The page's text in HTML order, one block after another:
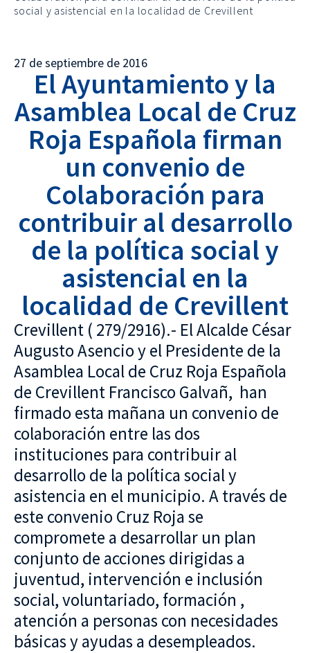
social y asistencial en la localidad de Crevillent
27 de septiembre de 2016
El Ayuntamiento y la
Asamblea Local de Cruz
Roja Española firman
un convenio de
Colaboración para
contribuir al desarrollo
de la política social y
asistencial en la
localidad de Crevillent
Crevillent ( 279/2916).- El Alcalde César
Augusto Asencio y el Presidente de la
Asamblea Local de Cruz Roja Española
de Crevillent Francisco Galvañ, han
firmado esta mañana un convenio de
colaboración entre las dos
instituciones para contribuir al
desarrollo de la política social y
asistencia en el municipio. A través de
este convenio Cruz Roja se
compromete a desarrollar un plan
conjunto de acciones dirigidas a
juventud, intervención e inclusión
social, voluntariado, formación ,
atención a personas con necesidades
básicas y ayudas a desempleados.